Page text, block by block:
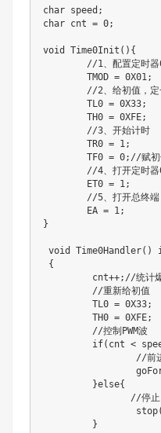
char speed;
char cnt = 0;
void Time0Init(){
}
void Time0Handler()
{